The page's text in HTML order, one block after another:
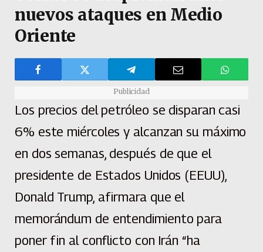
nuevos ataques en Medio
Oriente
Publicidad
Los precios del petróleo se disparan casi
6% este miércoles y alcanzan su máximo
en dos semanas, después de que el
presidente de Estados Unidos (EEUU),
Donald Trump, afirmara que el
memorándum de entendimiento para
poner fin al conflicto con Irán “ha